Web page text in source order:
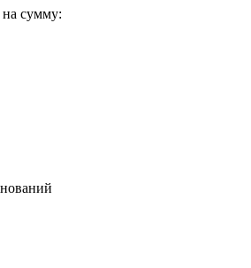
на сумму: